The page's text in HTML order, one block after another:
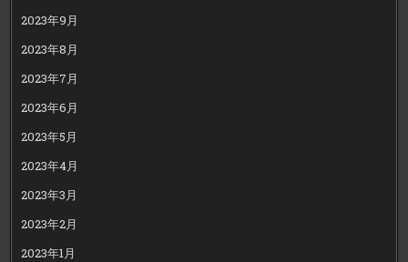
2023年9月
2023年8月
2023年7月
2023年6月
2023年5月
2023年4月
2023年3月
2023年2月
2023年1月